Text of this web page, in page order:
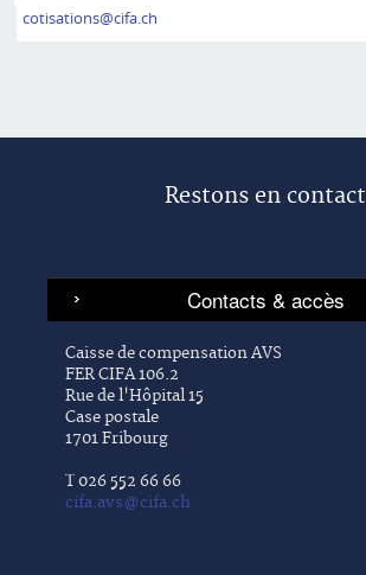
cotisations@cifa.ch
Restons en contact
Caisse de compensation AVS
FER CIFA 106.2
Rue de l'Hôpital 15
Case postale
1701 Fribourg
T 026 552 66 66
cifa.avs@cifa.ch